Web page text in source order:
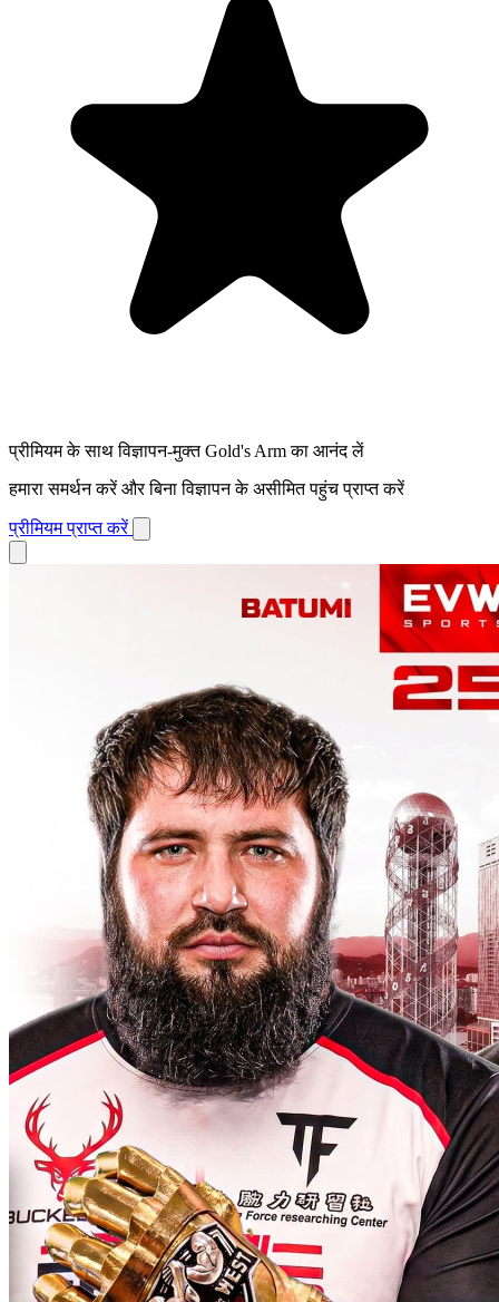
प्रीमियम के साथ विज्ञापन-मुक्त Gold's Arm का आनंद लें
हमारा समर्थन करें और बिना विज्ञापन के असीमित पहुंच प्राप्त करें
प्रीमियम प्राप्त करें